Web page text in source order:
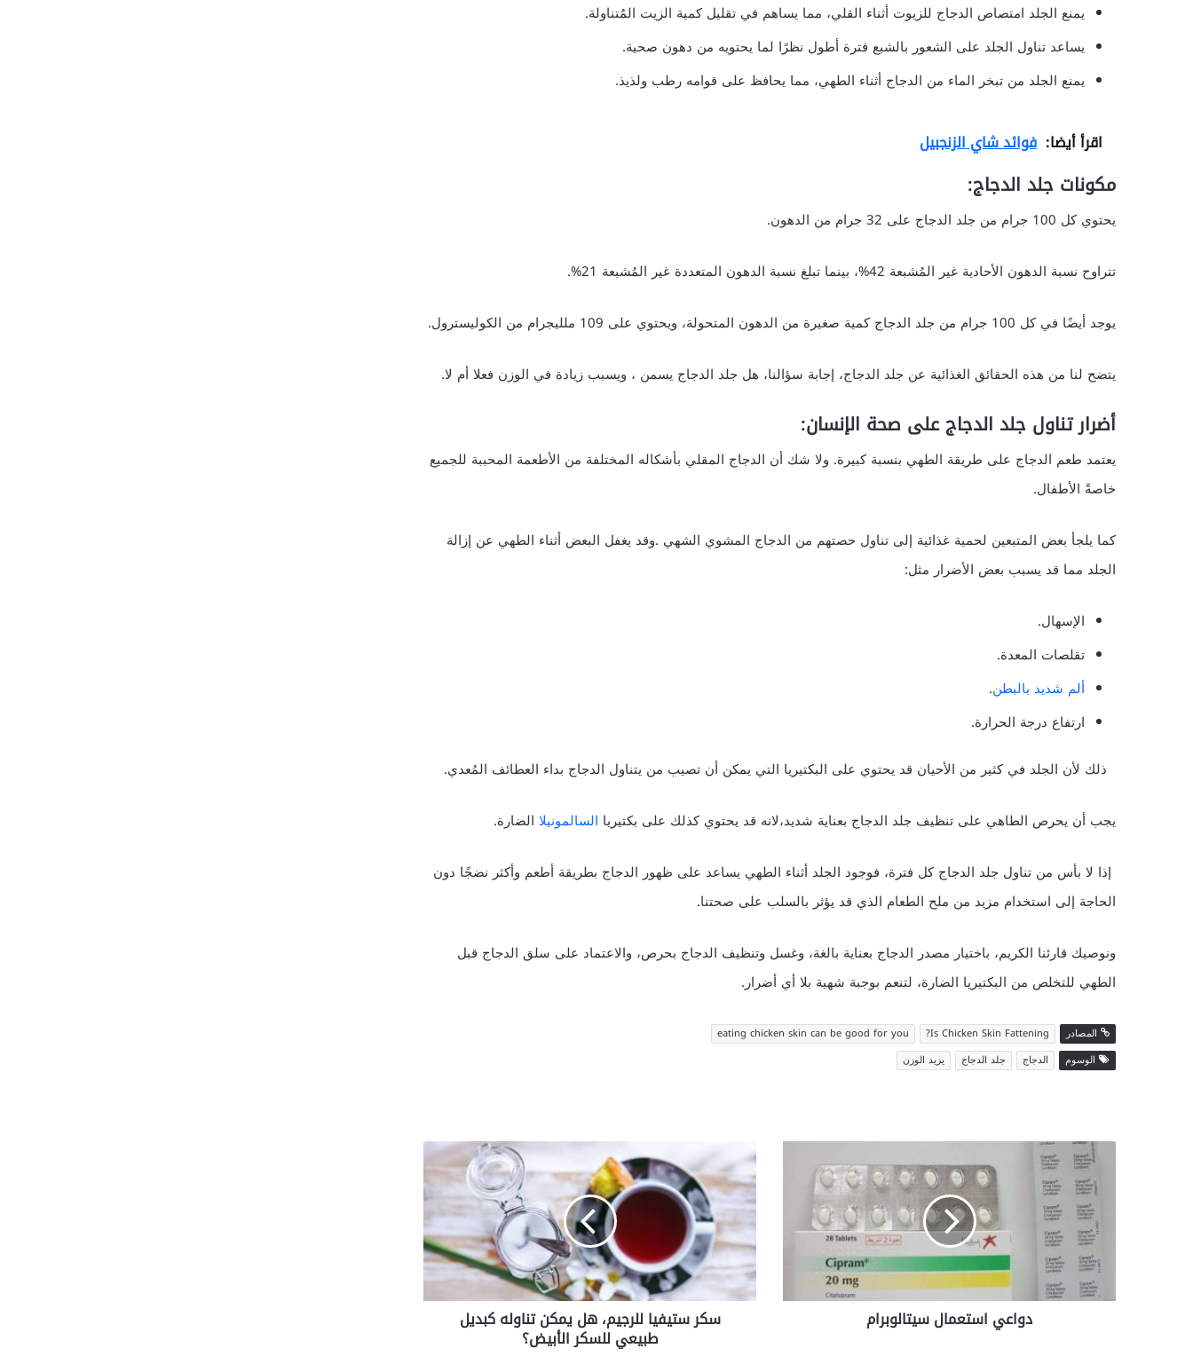
يمنع الجلد امتصاص الدجاج للزيوت أثناء القلي، مما يساهم في تقليل كمية الزيت المُتناولة.
يساعد تناول الجلد على الشعور بالشبع فترة أطول نظرًا لما يحتويه من دهون صحية.
يمنع الجلد من تبخر الماء من الدجاج أثناء الطهي، مما يحافظ على قوامه رطب ولذيذ.
اقرأ أيضا: فوائد شاي الزنجبيل
مكونات جلد الدجاج:
يحتوي كل 100 جرام من جلد الدجاج على 32 جرام من الدهون.
تتراوح نسبة الدهون الأحادية غير المُشبعة 42%، بينما تبلغ نسبة الدهون المتعددة غير المُشبعة 21%.
يوجد أيضًا في كل 100 جرام من جلد الدجاج كمية صغيرة من الدهون المتحولة، ويحتوي على 109 ملليجرام من الكوليسترول.
يتضح لنا من هذه الحقائق الغذائية عن جلد الدجاج، إجابة سؤالنا، هل جلد الدجاج يسمن ، ويسبب زيادة في الوزن فعلا أم لا.
أضرار تناول جلد الدجاج على صحة الإنسان:
يعتمد طعم الدجاج على طريقة الطهي بنسبة كبيرة. ولا شك أن الدجاج المقلي بأشكاله المختلفة من الأطعمة المحببة للجميع
خاصةً الأطفال.
كما يلجأ بعض المتبعين لحمية غذائية إلى تناول حصتهم من الدجاج المشوي الشهي .وقد يغفل البعض أثناء الطهي عن إزالة
الجلد مما قد يسبب بعض الأضرار مثل:
الإسهال.
تقلصات المعدة.
ألم شديد بالبطن.
ارتفاع درجة الحرارة.
ذلك لأن الجلد في كثير من الأحيان قد يحتوي على البكتيريا التي يمكن أن تصيب من يتناول الدجاج بداء العطائف المُعدي.
يجب أن يحرص الطاهي على تنظيف جلد الدجاج بعناية شديد،لانه قد يحتوي كذلك على بكتيريا السالمونيلا الضارة.
إذا لا بأس من تناول جلد الدجاج كل فترة، فوجود الجلد أثناء الطهي يساعد على ظهور الدجاج بطريقة أطعم وأكثر نضجًا دون
الحاجة إلى استخدام مزيد من ملح الطعام الذي قد يؤثر بالسلب على صحتنا.
ونوصيك قارئنا الكريم، باختيار مصدر الدجاج بعناية بالغة، وغسل وتنظيف الدجاج بحرص، والاعتماد على سلق الدجاج قبل
الطهي للتخلص من البكتيريا الضارة، لتنعم بوجبة شهية بلا أي أضرار.
المصادر Is Chicken Skin Fattening?
eating chicken skin can be good for you
الوسوم
الدجاج جلد الدجاج يزيد الوزن
دواعي
استعمال
سيتالوبرام
دواعي استعمال سيتالوبرام
سكر
ستيفيا
للرجيم،
هل
يمكن
تناوله
كبديل
طبيعي
للسكر
الأبيض؟سكر ستيفيا للرجيم، هل يمكن تناوله كبديل
طبيعي للسكر الأبيض؟